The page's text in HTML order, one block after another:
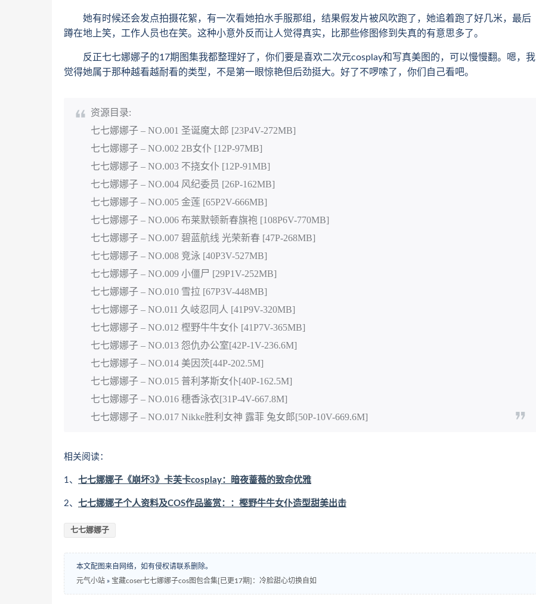
她有时候还会发点拍摄花絮，有一次看她拍水手服那组，结果假发片被风吹跑了，她追着跑了好几米，最后
蹲在地上笑，工作人员也在笑。这种小意外反而让人觉得真实，比那些修图修到失真的有意思多了。
反正七七娜娜子的17期图集我都整理好了，你们要是喜欢二次元cosplay和写真美图的，可以慢慢翻。嗯，我
觉得她属于那种越看越耐看的类型，不是第一眼惊艳但后劲挺大。好了不啰嗦了，你们自己看吧。
资源目录:
七七娜娜子 – NO.001 圣诞魔太郎 [23P4V-272MB]
七七娜娜子 – NO.002 2B女仆 [12P-97MB]
七七娜娜子 – NO.003 不挠女仆 [12P-91MB]
七七娜娜子 – NO.004 风纪委员 [26P-162MB]
七七娜娜子 – NO.005 金莲 [65P2V-666MB]
七七娜娜子 – NO.006 布莱默顿新春旗袍 [108P6V-770MB]
七七娜娜子 – NO.007 碧蓝航线 光荣新春 [47P-268MB]
七七娜娜子 – NO.008 竞泳 [40P3V-527MB]
七七娜娜子 – NO.009 小僵尸 [29P1V-252MB]
七七娜娜子 – NO.010 雪拉 [67P3V-448MB]
七七娜娜子 – NO.011 久岐忍同人 [41P9V-320MB]
七七娜娜子 – NO.012 樫野牛牛女仆 [41P7V-365MB]
七七娜娜子 – NO.013 怨仇办公室[42P-1V-236.6M]
七七娜娜子 – NO.014 美因茨[44P-202.5M]
七七娜娜子 – NO.015 普利茅斯女仆[40P-162.5M]
七七娜娜子 – NO.016 穗香泳衣[31P-4V-667.8M]
七七娜娜子 – NO.017 Nikke胜利女神 露菲 兔女郎[50P-10V-669.6M]
相关阅读：
1、 七七娜娜子《崩坏3》卡芙卡cosplay：暗夜蔷薇的致命优雅
2、 七七娜娜子个人资料及COS作品鉴赏：：樫野牛牛女仆造型甜美出击
七七娜娜子
本文配图来自网络，如有侵权请联系删除。
元气小站 » 宝藏coser七七娜娜子cos图包合集[已更17期]：冷脸甜心切换自如